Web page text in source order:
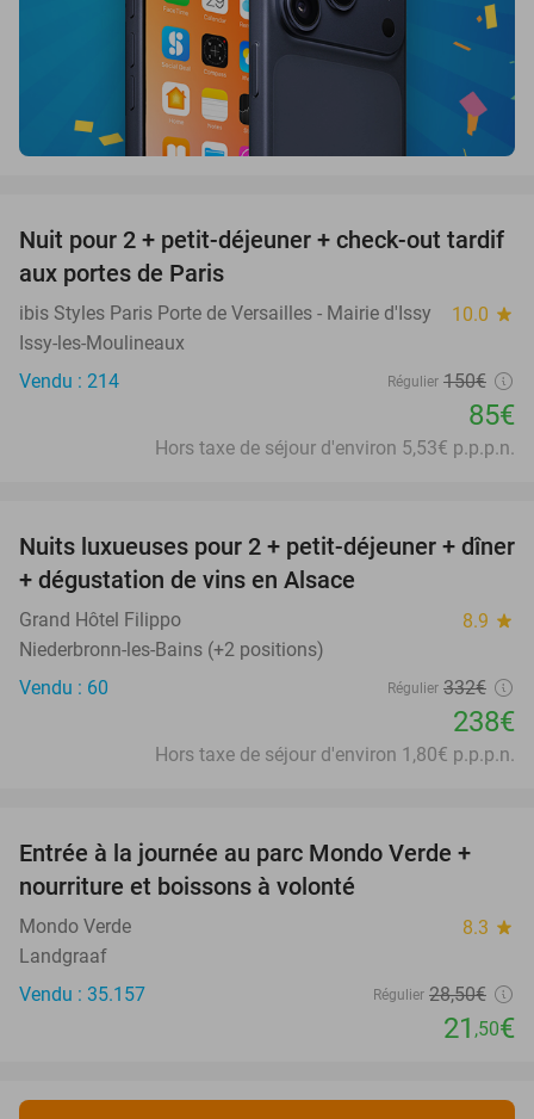
43%
Nuit pour 2 + petit-déjeuner + check-out tardif
aux portes de Paris
ibis Styles Paris Porte de Versailles - Mairie d'Issy 10.0 star
Issy-les-Moulineaux
Vendu : 214
Régulier 150€
85€
Hors taxe de séjour d'environ 5,53€ p.p.p.n.
28%
Nuits luxueuses pour 2 + petit-déjeuner + dîner
+ dégustation de vins en Alsace
Grand Hôtel Filippo 8.9 star
Niederbronn-les-Bains (+2 positions)
Vendu : 60
Régulier 332€
238€
Hors taxe de séjour d'environ 1,80€ p.p.p.n.
25%
Entrée à la journée au parc Mondo Verde +
nourriture et boissons à volonté
Mondo Verde 8.3 star
Landgraaf
Vendu : 35.157
Régulier 28,50€
21 ,50€